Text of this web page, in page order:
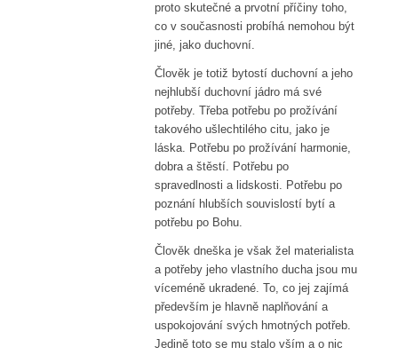
proto skutečné a prvotní příčiny toho,
co v současnosti probíhá nemohou být
jiné, jako duchovní.
Člověk je totiž bytostí duchovní a jeho
nejhlubší duchovní jádro má své
potřeby. Třeba potřebu po prožívání
takového ušlechtilého citu, jako je
láska. Potřebu po prožívání harmonie,
dobra a štěstí. Potřebu po
spravedlnosti a lidskosti. Potřebu po
poznání hlubších souvislostí bytí a
potřebu po Bohu.
Člověk dneška je však žel materialista
a potřeby jeho vlastního ducha jsou mu
víceméně ukradené. To, co jej zajímá
především je hlavně naplňování a
uspokojování svých hmotných potřeb.
Jedině toto se mu stalo vším a o nic